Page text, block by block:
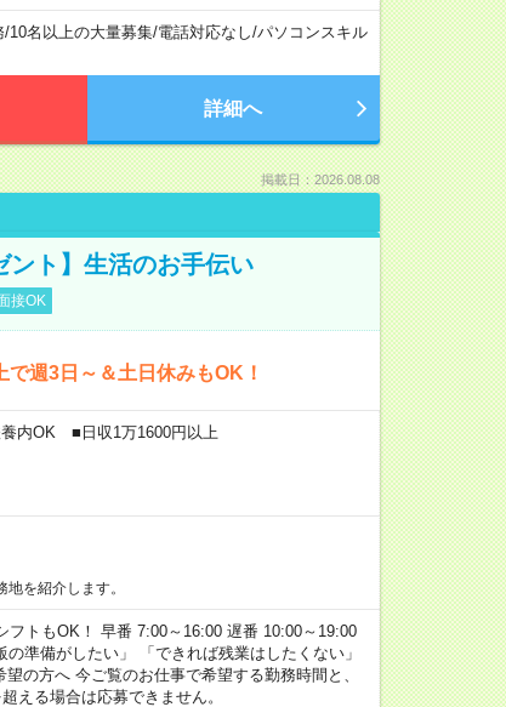
/10名以上の大量募集/電話対応なし/パソコンスキル
詳細へ
掲載日：2026.08.08
ント】生活のお手伝い
接OK
週3日～＆土日休みもOK！
内OK ■日収1万1600円以上
を紹介します。
トもOK！ 早番 7:00～16:00 遅番 10:00～19:00
準備がしたい」 「できれば残業はしたくない」
の方へ 今ご覧のお仕事で希望する勤務時間と、
える場合は応募できません。